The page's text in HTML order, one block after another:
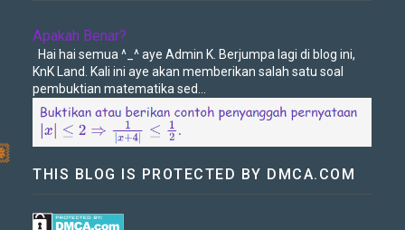
Apakah Benar?
Hai hai semua ^_^ aye Admin K. Berjumpa lagi di blog ini,
KnK Land. Kali ini aye akan memberikan salah satu soal
pembuktian matematika sed...
THIS BLOG IS PROTECTED BY DMCA.COM